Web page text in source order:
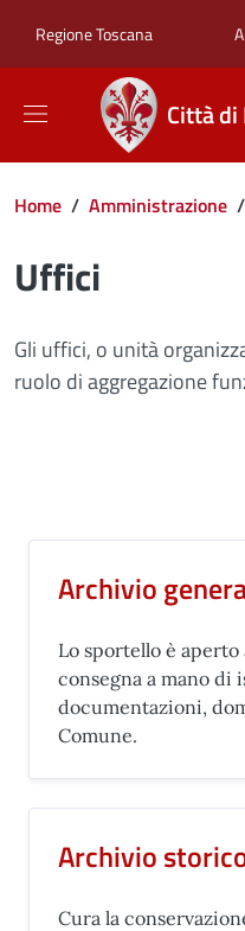
Regione Toscana
Città di
Briciole di
Home / Amministrazione /
Uffici
Gli uffici, o unità
ruolo di aggregazione
Archivio
Lo sportello è
consegna a mano di
documentazioni,
Comune.
Archivio
Cura la